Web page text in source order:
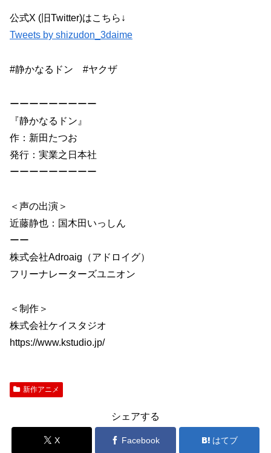
公式X (旧Twitter)はこちら↓
Tweets by shizudon_3daime
#静かなるドン #ヤクザ
ーーーーーーーーー
『静かなるドン』
作：新田たつお
発行：実業之日本社
ーーーーーーーーー
＜声の出演＞
近藤静也：国木田いっしん
ーー
株式会社Adroaig（アドロイグ）
フリーナレーターズユニオン
＜制作＞
株式会社ケイスタジオ
https://www.kstudio.jp/
新作アニメ
シェアする
X Facebook はてブ